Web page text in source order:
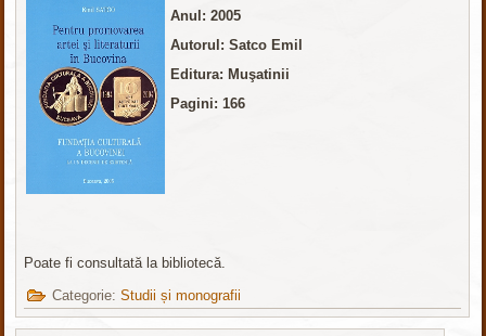
Anul: 2005
Autorul: Satco Emil
Editura: Muşatinii
Pagini: 166
Poate fi consultată la bibliotecă.
Categorie:Studii și monografii